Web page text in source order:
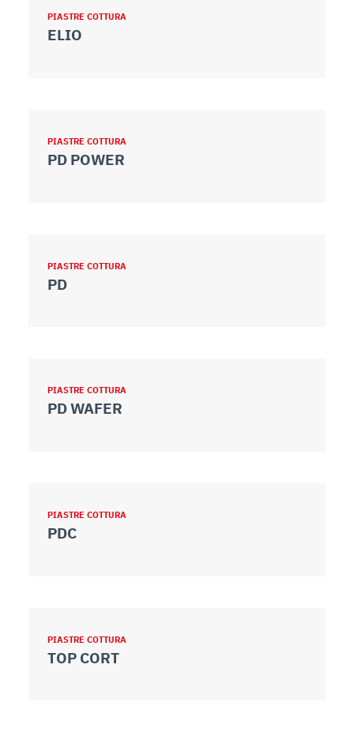
PIASTRE COTTURA
ELIO
PIASTRE COTTURA
PD POWER
PIASTRE COTTURA
PD
PIASTRE COTTURA
PD WAFER
PIASTRE COTTURA
PDC
PIASTRE COTTURA
TOP CORT